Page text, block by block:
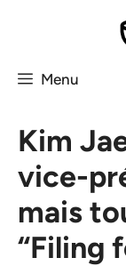
Menu
Kim
vice-
mais
“Filing